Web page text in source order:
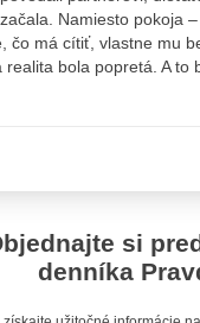
Namiesto pokoja
čo má cítiť, vlastne mu
realita bola popretá. A
si
denníka